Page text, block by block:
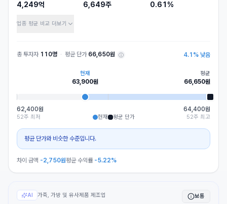
4,249억 6,649주 0.61%
업종 평균 비교 더보기
총 투자자 110명 · 평균 단가 66,650원 ⓘ 4.1 % 낮음
현재
63,900원
평균
66,650원
62,400원
52주 최저 현재 평균 단가
64,400원
52주 최고
평균 단가와 비슷한 수준입니다.
차이 금액 -2,750원평균 수익률 -5.22%
AI 가죽, 가방 및 유사제품 제조업 보통